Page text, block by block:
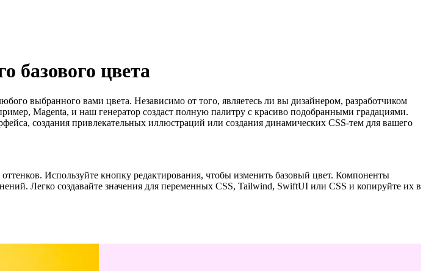
базового цвета
выбранного вами цвета. Независимо от того, являетесь ли вы дизайнером, разработчиком
Magenta, и наш генератор создаст полную палитру с красиво подобранными градациями.
создания привлекательных иллюстраций или создания динамических CSS-тем для вашего
Используйте кнопку редактирования, чтобы изменить базовый цвет. Компоненты
Легко создавайте значения для переменных CSS, Tailwind, SwiftUI или CSS и копируйте их в